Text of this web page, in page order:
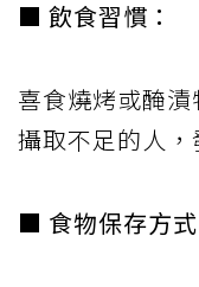
■ 飲食習慣：
喜食燒烤或醃
攝取不足的人，
■ 食物保存方式